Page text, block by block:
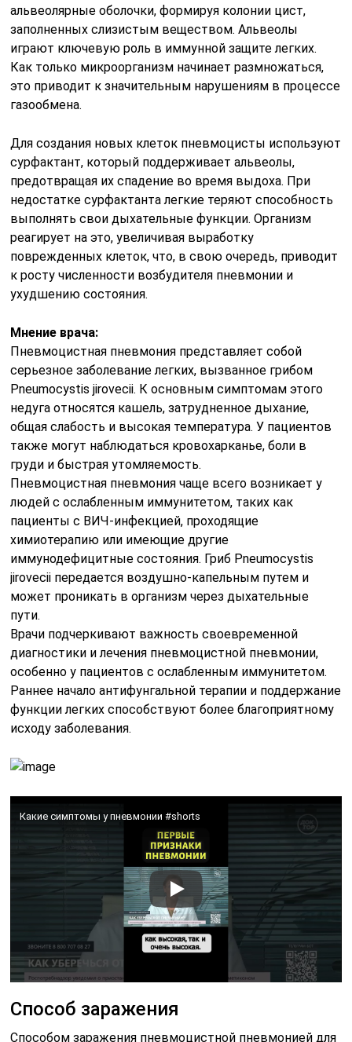
альвеолярные оболочки, формируя колонии цист,
заполненных слизистым веществом. Альвеолы
играют ключевую роль в иммунной защите легких.
Как только микроорганизм начинает размножаться,
это приводит к значительным нарушениям в процессе
газообмена.
Для создания новых клеток пневмоцисты используют
сурфактант, который поддерживает альвеолы,
предотвращая их спадение во время выдоха. При
недостатке сурфактанта легкие теряют способность
выполнять свои дыхательные функции. Организм
реагирует на это, увеличивая выработку
поврежденных клеток, что, в свою очередь, приводит
к росту численности возбудителя пневмонии и
ухудшению состояния.
Мнение врача:
Пневмоцистная пневмония представляет собой
серьезное заболевание легких, вызванное грибом
Pneumocystis jirovecii. К основным симптомам этого
недуга относятся кашель, затрудненное дыхание,
общая слабость и высокая температура. У пациентов
также могут наблюдаться кровохарканье, боли в
груди и быстрая утомляемость.
Пневмоцистная пневмония чаще всего возникает у
людей с ослабленным иммунитетом, таких как
пациенты с ВИЧ-инфекцией, проходящие
химиотерапию или имеющие другие
иммунодефицитные состояния. Гриб Pneumocystis
jirovecii передается воздушно-капельным путем и
может проникать в организм через дыхательные
пути.
Врачи подчеркивают важность своевременной
диагностики и лечения пневмоцистной пневмонии,
особенно у пациентов с ослабленным иммунитетом.
Раннее начало антифунгальной терапии и поддержание
функции легких способствуют более благоприятному
исходу заболевания.
Какие симптомы у пневмонии #shorts
Способ заражения
Способом заражения пневмоцистной пневмонией для